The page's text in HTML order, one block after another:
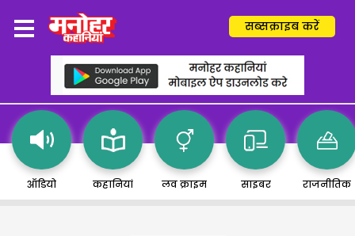
सब्सक्राइब करें
ऑडियो कहानियां लव क्राइम साइबर राजनीतिक